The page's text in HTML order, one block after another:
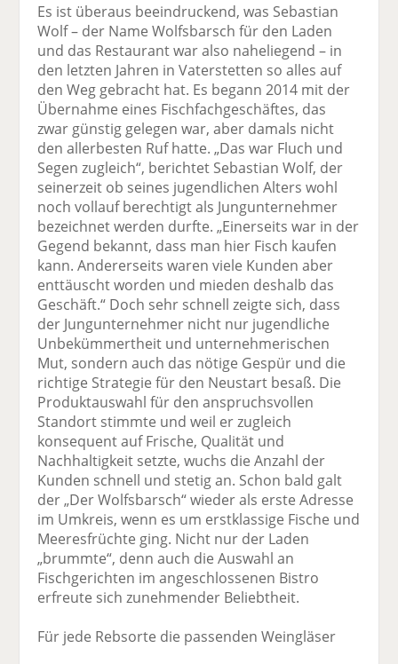
Es ist überaus beeindruckend, was Sebastian
Wolf – der Name Wolfsbarsch für den Laden
und das Restaurant war also naheliegend – in
den letzten Jahren in Vaterstetten so alles auf
den Weg gebracht hat. Es begann 2014 mit der
Übernahme eines Fischfachgeschäftes, das
zwar günstig gelegen war, aber damals nicht
den allerbesten Ruf hatte. „Das war Fluch und
Segen zugleich“, berichtet Sebastian Wolf, der
seinerzeit ob seines jugendlichen Alters wohl
noch vollauf berechtigt als Jungunternehmer
bezeichnet werden durfte. „Einerseits war in der
Gegend bekannt, dass man hier Fisch kaufen
kann. Andererseits waren viele Kunden aber
enttäuscht worden und mieden deshalb das
Geschäft.“ Doch sehr schnell zeigte sich, dass
der Jungunternehmer nicht nur jugendliche
Unbekümmertheit und unternehmerischen
Mut, sondern auch das nötige Gespür und die
richtige Strategie für den Neustart besaß. Die
Produktauswahl für den anspruchsvollen
Standort stimmte und weil er zugleich
konsequent auf Frische, Qualität und
Nachhaltigkeit setzte, wuchs die Anzahl der
Kunden schnell und stetig an. Schon bald galt
der „Der Wolfsbarsch“ wieder als erste Adresse
im Umkreis, wenn es um erstklassige Fische und
Meeresfrüchte ging. Nicht nur der Laden
„brummte“, denn auch die Auswahl an
Fischgerichten im angeschlossenen Bistro
erfreute sich zunehmender Beliebtheit.
Für jede Rebsorte die passenden Weingläser